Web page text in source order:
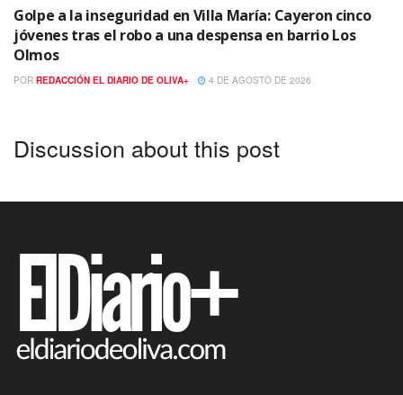
Golpe a la inseguridad en Villa María: Cayeron cinco
jóvenes tras el robo a una despensa en barrio Los
Olmos
POR REDACCIÓN EL DIARIO DE OLIVA+ 4 DE AGOSTO DE 2026
Discussion about this post